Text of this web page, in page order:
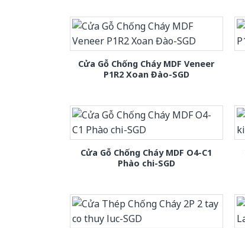
Cửa Gỗ Chống Cháy MDF Veneer
P1R2 Xoan Đào-SGD
Cửa Gỗ Chống Cháy MDF O4-C1
Phào chi-SGD